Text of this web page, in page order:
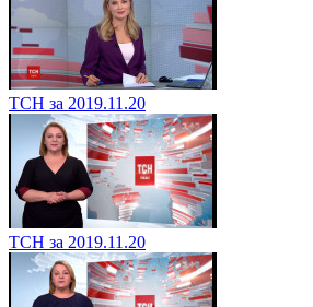
ТСН за 2019.11.20
ТСН за 2019.11.20